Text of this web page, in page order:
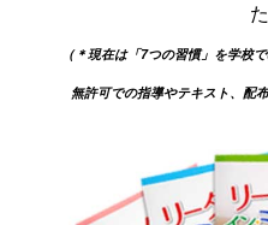
た
（＊現在は「7つの習慣」を学校
無許可での指導やテキスト、配